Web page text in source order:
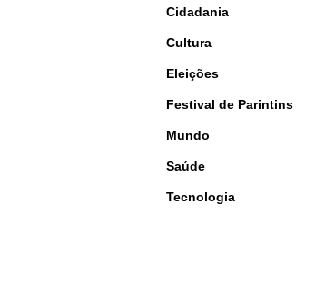
Cidadania
Cultura
Eleições
Festival de Parintins
Mundo
Saúde
Tecnologia